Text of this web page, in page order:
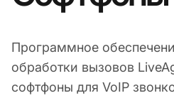
Программное
обработки вызовов
софтфоны для VoIP